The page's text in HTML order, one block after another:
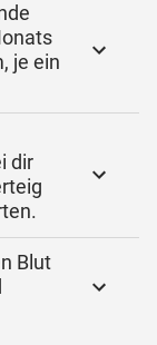
je ein
dir
Blut